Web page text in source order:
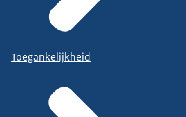
Toegankelijkheid